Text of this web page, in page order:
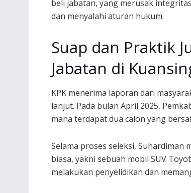
beli jabatan, yang merusak
dan menyalahi aturan hukum.
Suap dan Praktik
Jabatan di
KPK menerima laporan dari
lanjut. Pada bulan April 2025,
mana terdapat dua calon yang
Selama proses seleksi,
biasa, yakni sebuah mobil SUV
melakukan penyelidikan dan